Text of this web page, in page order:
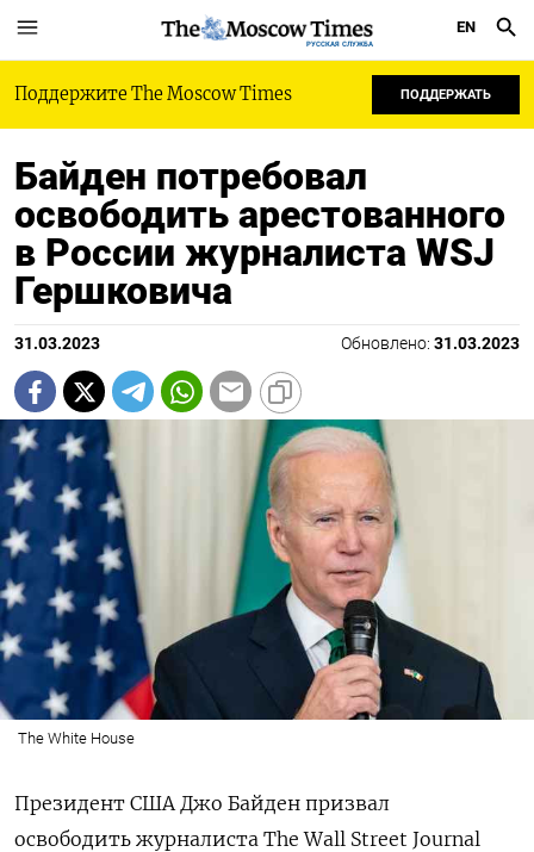
РУССКАЯ СЛУЖБА
EN
Поддержите The Moscow Times ПОДДЕРЖАТЬ
Байден потребовал
освободить арестованного
в России журналиста WSJ
Гершковича
31.03.2023 Обновлено: 31.03.2023
The White House
Президент США Джо Байден призвал
освободить журналиста The Wall Street Journal